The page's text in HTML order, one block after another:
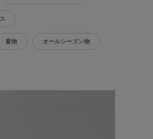
夏物 オールシーズン物